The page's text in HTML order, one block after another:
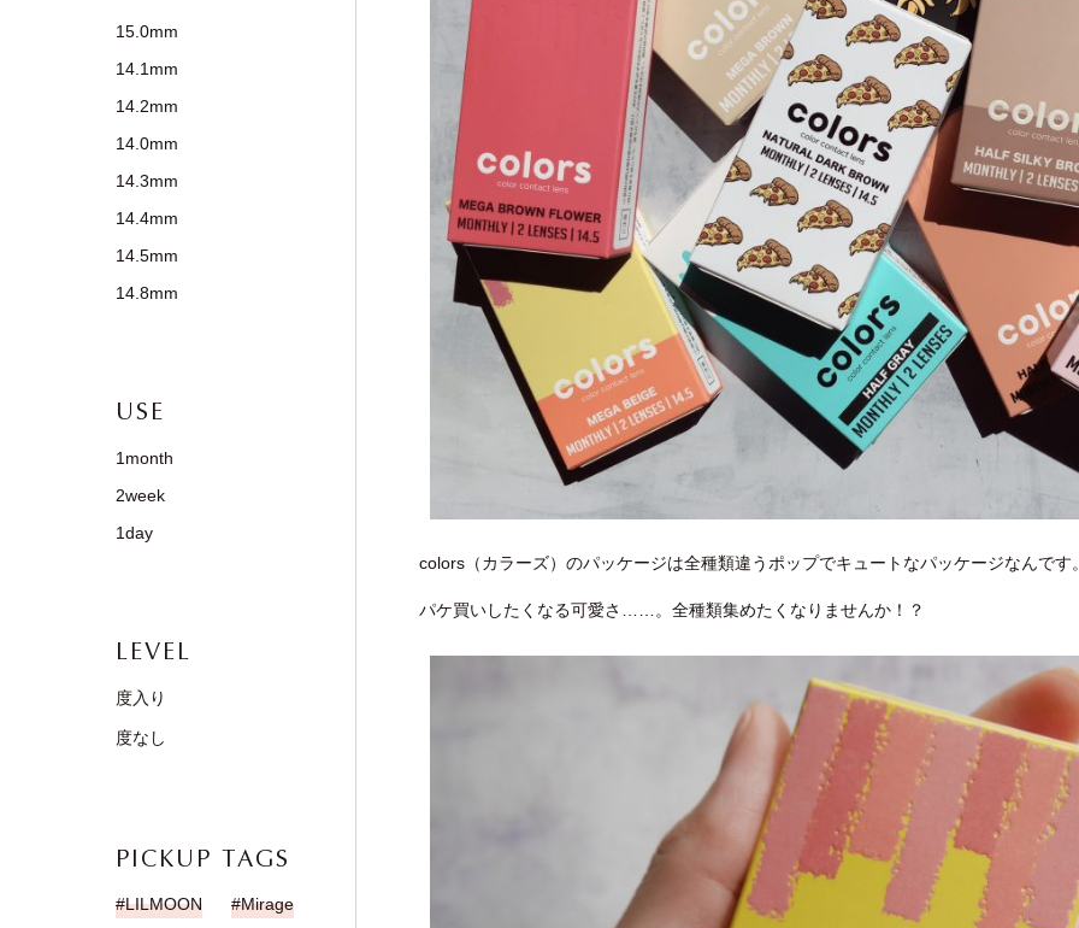
colors（カラーズ）のパッケージは全種類違うポップでキュートなパッケージなんです
パケ買いしたくなる可愛さ……。全種類集めたくなりませんか！？
15.0mm
14.1mm
14.2mm
14.0mm
14.3mm
14.4mm
14.5mm
14.8mm
USE
1month
2week
1day
LEVEL
度入り
度なし
PICKUP TAGS
LILMOON
Mirage